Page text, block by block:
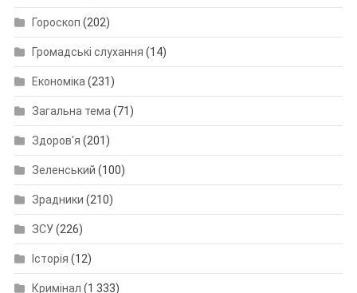
Гороскоп (202)
Громадські слухання (14)
Економіка (231)
Загальна тема (71)
Здоров'я (201)
Зеленський (100)
Зрадники (210)
ЗСУ(226)
Історія (12)
Кримінал (1 333)